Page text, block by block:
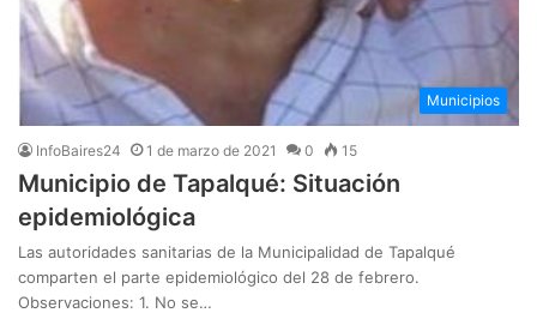
Municipios
InfoBaires24 1 de marzo de 2021 0 15
Municipio de Tapalqué: Situación
epidemiológica
Las autoridades sanitarias de la Municipalidad de Tapalqué
comparten el parte epidemiológico del 28 de febrero.
Observaciones: 1. No se…